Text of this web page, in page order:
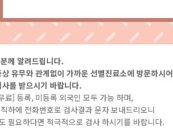
께 알려드립니다.
유무와 관계없이 가까운 선별진료소에 방문하시어
를 받으시기 바랍니다.
료] 등록, 미등록 외국인 모두 가능 하며,
하에 전화번호로 검사결과 문자 보내드리오니
필요하다면 적극적으로 검사 하시기를 바랍니다.